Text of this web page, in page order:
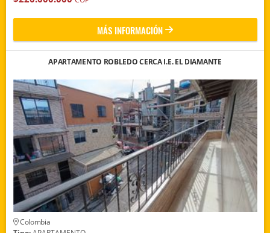
MÁS INFORMACIÓN
APARTAMENTO ROBLEDO CERCA I.E. EL DIAMANTE
Colombia